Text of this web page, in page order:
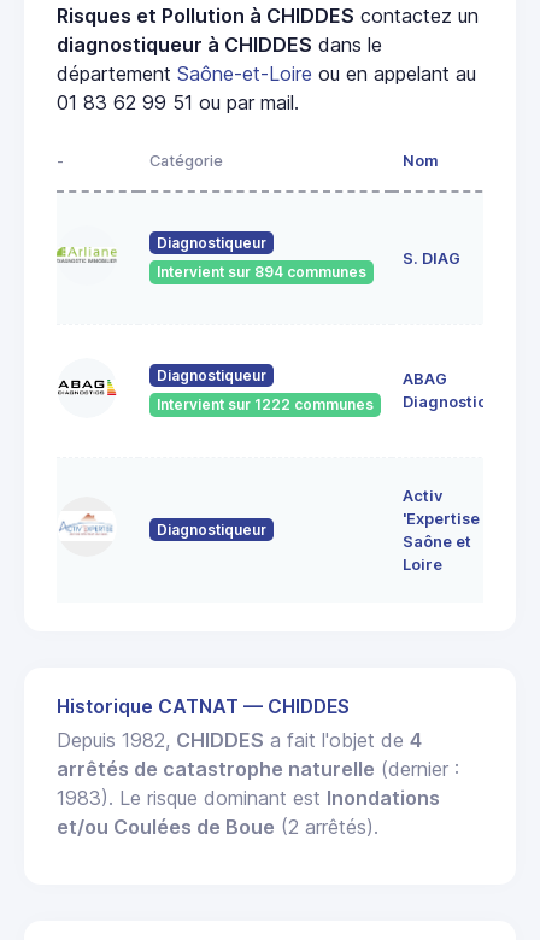
Risques et Pollution à CHIDDES contactez un
diagnostiqueur à CHIDDES dans le
département Saône-et-Loire ou en appelant au
01 83 62 99 51 ou par mail.
- Catégorie Nom
Diagnostiqueur
Intervient sur 894 communes
S. DIAG
Diagnostiqueur
Intervient sur 1222 communes
ABAG
Diagnostics
Diagnostiqueur
Activ
'Expertise
Saône et
Loire
Historique CATNAT — CHIDDES
Depuis 1982, CHIDDES a fait l'objet de 4
arrêtés de catastrophe naturelle (dernier :
1983). Le risque dominant est Inondations
et/ou Coulées de Boue (2 arrêtés).